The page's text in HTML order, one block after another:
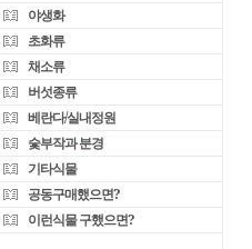
야생화
초화류
채소류
버섯종류
베란다/실내정원
숯부작과 분경
기타식물
공동구매했으면?
이런식물 구했으면?